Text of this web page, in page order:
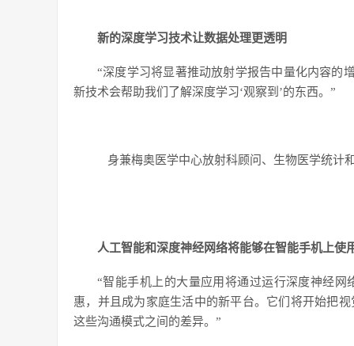
新的深度学习技术让数据处理更透明
“深度学习将显著推动放射学报告中量化内容的
新技术会帮助我们了解深度学习‘观察到’的东西。”
身兼梅奥医学中心放射科顾问、生物医学统计
人工智能和深度神经网络将能够在智能手机上使
“智能手机上的大量应用将通过运行深度神经
惠，并且成为家庭生活中的新平台。它们将开始把
这些沟通模式之间的差异。”